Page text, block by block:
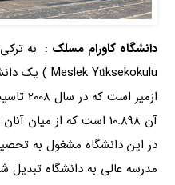
دانشگاه کاورام مسلک : به
Meslek Yüksekokulu ) یک
ازمیر
در این دانشگاه مشغول به
مدرسه عالی به دانشگاه